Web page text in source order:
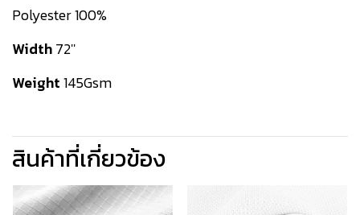
Polyester 100%
Width72''
Weight145Gsm
สินค้าที่เกี่ยวข้อง